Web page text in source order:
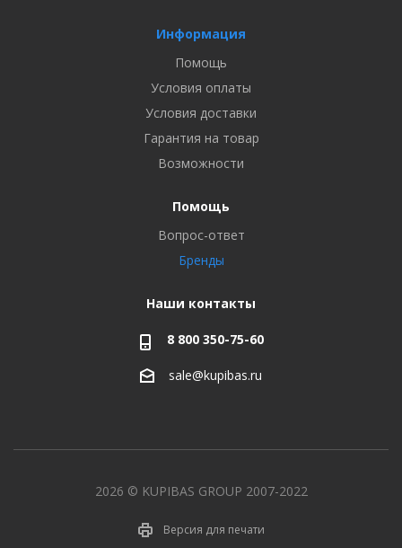
Информация
Помощь
Условия оплаты
Условия доставки
Гарантия на товар
Возможности
Помощь
Вопрос-ответ
Бренды
Наши контакты
8 800 350-75-60
sale@kupibas.ru
2026 © KUPIBAS GROUP 2007-2022
Версия для печати